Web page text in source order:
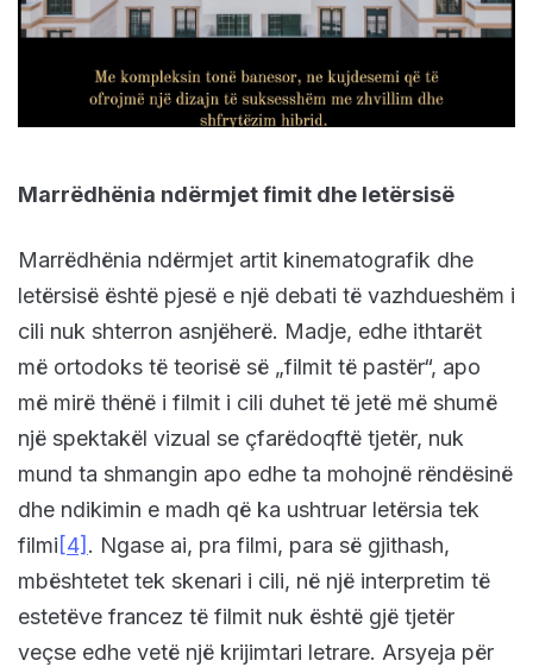
Marrëdhënia ndërmjet fimit dhe letërsisë
Marrëdhënia ndërmjet artit kinematografik dhe
letërsisë është pjesë e një debati të vazhdueshëm i
cili nuk shterron asnjëherë. Madje, edhe ithtarët
më ortodoks të teorisë së „filmit të pastër“, apo
më mirë thënë i filmit i cili duhet të jetë më shumë
një spektakël vizual se çfarëdoqftë tjetër, nuk
mund ta shmangin apo edhe ta mohojnë rëndësinë
dhe ndikimin e madh që ka ushtruar letërsia tek
filmi[4] . Ngase ai, pra filmi, para së gjithash,
mbështetet tek skenari i cili, në një interpretim të
estetëve francez të filmit nuk është gjë tjetër
veçse edhe vetë një krijimtari letrare. Arsyeja për